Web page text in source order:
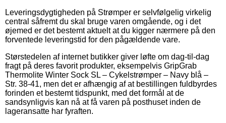
Leveringsdygtigheden på Strømper er selvfølgelig virkelig
central såfremt du skal bruge varen omgående, og i det
øjemed er det bestemt aktuelt at du kigger nærmere på den
forventede leveringstid for den pågældende vare.
Størstedelen af internet butikker giver løfte om dag-til-dag
fragt på deres favorit produkter, eksempelvis GripGrab
Thermolite Winter Sock SL – Cykelstrømper – Navy blå –
Str. 38-41, men det er afhængig af at bestillingen fuldbyrdes
forinden et bestemt tidspunkt, med det formål at de
sandsynligvis kan nå at få varen på posthuset inden de
lageransatte har fyraften.